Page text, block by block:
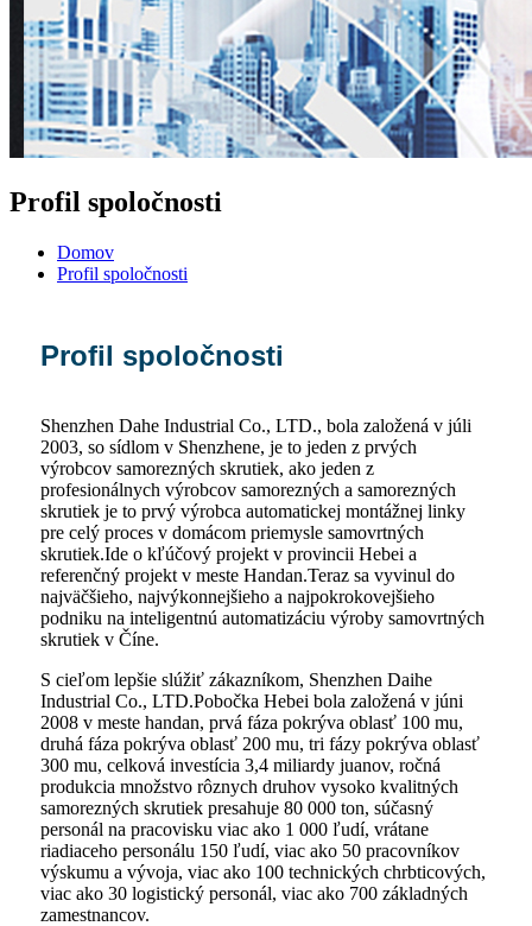
Profil spoločnosti
Domov
Profil spoločnosti
Profil spoločnosti
Shenzhen Dahe Industrial Co., LTD., bola založená v júli
2003, so sídlom v Shenzhene, je to jeden z prvých
výrobcov samorezných skrutiek, ako jeden z
profesionálnych výrobcov samorezných a samorezných
skrutiek je to prvý výrobca automatickej montážnej linky
pre celý proces v domácom priemysle samovrtných
skrutiek.Ide o kľúčový projekt v provincii Hebei a
referenčný projekt v meste Handan.Teraz sa vyvinul do
najväčšieho, najvýkonnejšieho a najpokrokovejšieho
podniku na inteligentnú automatizáciu výroby samovrtných
skrutiek v Číne.
S cieľom lepšie slúžiť zákazníkom, Shenzhen Daihe
Industrial Co., LTD.Pobočka Hebei bola založená v júni
2008 v meste handan, prvá fáza pokrýva oblasť 100 mu,
druhá fáza pokrýva oblasť 200 mu, tri fázy pokrýva oblasť
300 mu, celková investícia 3,4 miliardy juanov, ročná
produkcia množstvo rôznych druhov vysoko kvalitných
samorezných skrutiek presahuje 80 000 ton, súčasný
personál na pracovisku viac ako 1 000 ľudí, vrátane
riadiaceho personálu 150 ľudí, viac ako 50 pracovníkov
výskumu a vývoja, viac ako 100 technických chrbticových,
viac ako 30 logistický personál, viac ako 700 základných
zamestnancov.